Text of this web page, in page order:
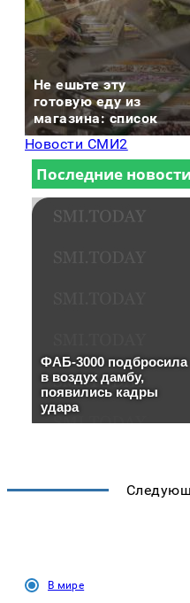
Не ешьте эту
готовую еду из
магазина: список
Новости СМИ2
В мире